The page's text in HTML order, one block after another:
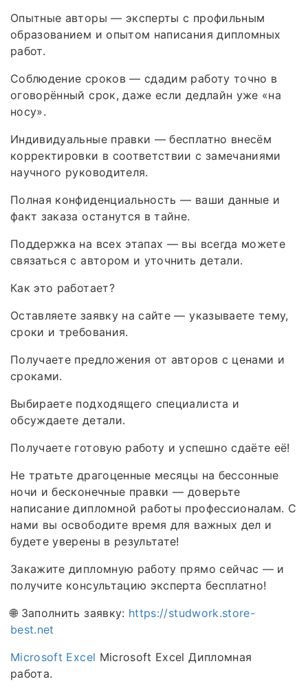
Опытные авторы — эксперты с профильным
образованием и опытом написания дипломных
работ.
Соблюдение сроков — сдадим работу точно в
оговорённый срок, даже если дедлайн уже «на
носу».
Индивидуальные правки — бесплатно внесём
корректировки в соответствии с замечаниями
научного руководителя.
Полная конфиденциальность — ваши данные и
факт заказа останутся в тайне.
Поддержка на всех этапах — вы всегда можете
связаться с автором и уточнить детали.
Как это работает?
Оставляете заявку на сайте — указываете тему,
сроки и требования.
Получаете предложения от авторов с ценами и
сроками.
Выбираете подходящего специалиста и
обсуждаете детали.
Получаете готовую работу и успешно сдаёте её!
Не тратьте драгоценные месяцы на бессонные
ночи и бесконечные правки — доверьте
написание дипломной работы профессионалам. С
нами вы освободите время для важных дел и
будете уверены в результате!
Закажите дипломную работу прямо сейчас — и
получите консультацию эксперта бесплатно!
🌐 Заполнить заявку: https://studwork.store-
best.net
Microsoft Excel Microsoft Excel Дипломная
работа.